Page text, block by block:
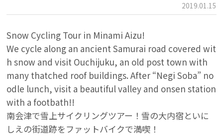
プライベートツアー
ニュース
会社概要
お問い合わせ
2019.01.15
Snow Cycling Tour in Minami Aizu!
We cycle along an ancient Samurai road covered wit
h snow and visit Ouchijuku, an old post town with
many thatched roof buildings. After “Negi Soba” no
odle lunch, visit a beautiful valley and onsen station
with a footbath!!
南会津で雪上サイクリングツアー！雪の大内宿といに
しえの街道跡をファットバイクで満喫！